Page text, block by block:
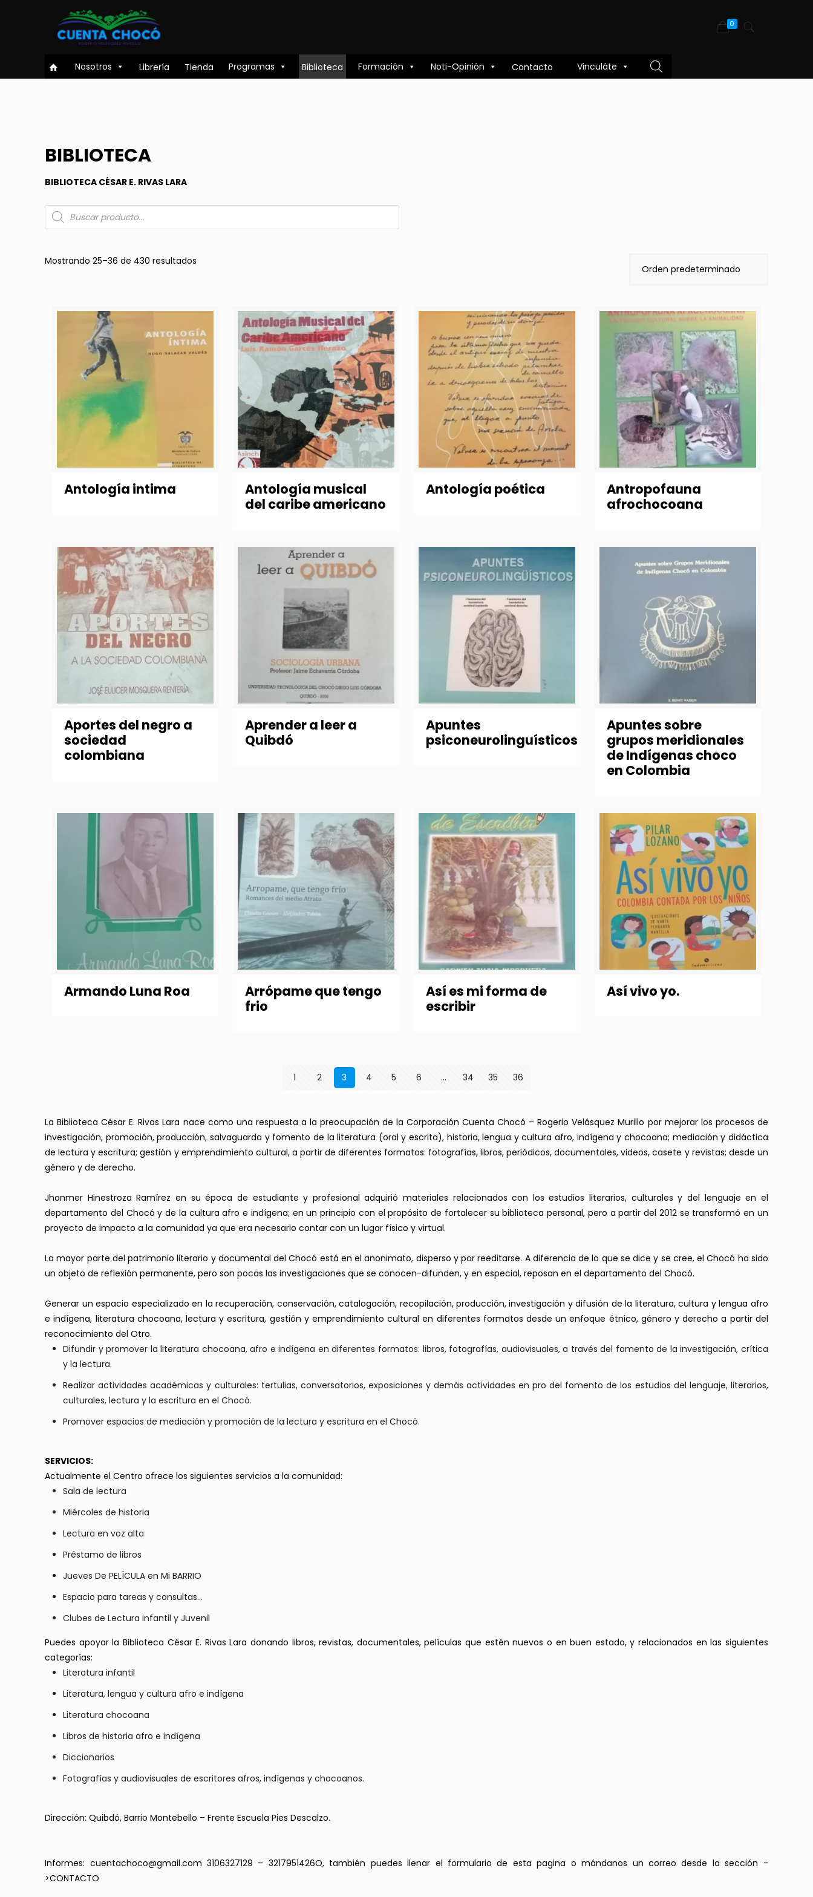
Nosotros Librería Tienda Programas Biblioteca Formación Noti-Opinión Contacto Vinculáte
0
BIBLIOTECA
BIBLIOTECA CÉSAR E. RIVAS LARA
Búsqueda
de
productos
Mostrando 25–36 de 430 resultados
Antología intima
Antología musical
del caribe americano
Antología poética
Antropofauna
afrochocoana
Aportes del negro a
sociedad
colombiana
Aprender a leer a
Quibdó
Apuntes
psiconeurolinguísticos
Apuntes sobre
grupos meridionales
de Indígenas choco
en Colombia
Armando Luna Roa
Arrópame que tengo
frio
Así es mi forma de
escribir
Así vivo yo.
1 2 3 4 5 6 … 34 35 36
La Biblioteca César E. Rivas Lara nace como una respuesta a la preocupación de la Corporación Cuenta Chocó – Rogerio Velásquez Murillo por mejorar los procesos de
investigación, promoción, producción, salvaguarda y fomento de la literatura (oral y escrita), historia, lengua y cultura afro, indígena y chocoana; mediación y didáctica
de lectura y escritura; gestión y emprendimiento cultural, a partir de diferentes formatos: fotografías, libros, periódicos, documentales, videos, casete y revistas; desde un
género y de derecho.
Jhonmer Hinestroza Ramírez en su época de estudiante y profesional adquirió materiales relacionados con los estudios literarios, culturales y del lenguaje en el
departamento del Chocó y de la cultura afro e indígena; en un principio con el propósito de fortalecer su biblioteca personal, pero a partir del 2012 se transformó en un
proyecto de impacto a la comunidad ya que era necesario contar con un lugar físico y virtual.
La mayor parte del patrimonio literario y documental del Chocó está en el anonimato, disperso y por reeditarse. A diferencia de lo que se dice y se cree, el Chocó ha sido
un objeto de reflexión permanente, pero son pocas las investigaciones que se conocen-difunden, y en especial, reposan en el departamento del Chocó.
Generar un espacio especializado en la recuperación, conservación, catalogación, recopilación, producción, investigación y difusión de la literatura, cultura y lengua afro
e indígena, literatura chocoana, lectura y escritura, gestión y emprendimiento cultural en diferentes formatos desde un enfoque étnico, género y derecho a partir del
reconocimiento del Otro.
Difundir y promover la literatura chocoana, afro e indígena en diferentes formatos: libros, fotografías, audiovisuales, a través del fomento de la investigación, crítica
y la lectura.
Realizar actividades académicas y culturales: tertulias, conversatorios, exposiciones y demás actividades en pro del fomento de los estudios del lenguaje, literarios,
culturales, lectura y la escritura en el Chocó.
Promover espacios de mediación y promoción de la lectura y escritura en el Chocó.
SERVICIOS:
Actualmente el Centro ofrece los siguientes servicios a la comunidad:
Sala de lectura
Miércoles de historia
Lectura en voz alta
Préstamo de libros
Jueves De PELÍCULA en Mi BARRIO
Espacio para tareas y consultas…
Clubes de Lectura infantil y Juvenil
Puedes apoyar la Biblioteca César E. Rivas Lara donando libros, revistas, documentales, películas que estén nuevos o en buen estado, y relacionados en las siguientes
categorías:
Literatura infantil
Literatura, lengua y cultura afro e indígena
Literatura chocoana
Libros de historia afro e indígena
Diccionarios
Fotografías y audiovisuales de escritores afros, indígenas y chocoanos.
Dirección: Quibdó, Barrio Montebello – Frente Escuela Pies Descalzo.
Informes: cuentachoco@gmail.com 3106327129 – 3217951426O, también puedes llenar el formulario de esta pagina o mándanos un correo desde la sección -
>CONTACTO